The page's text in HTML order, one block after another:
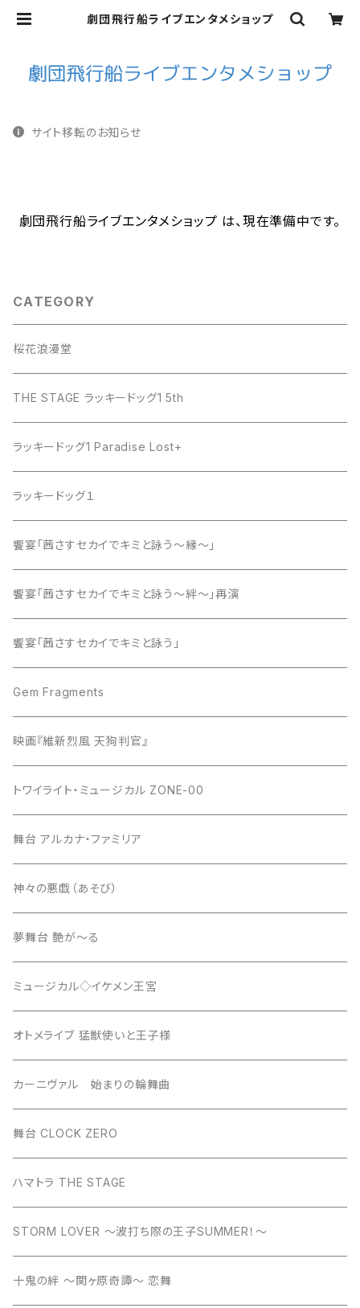
劇団飛行船ライブエンタメショップ
サイト移転のお知らせ
劇団飛行船ライブエンタメショップ は、現在準備中です。
CATEGORY
桜花浪漫堂
THE STAGE ラッキードッグ1 5th
ラッキードッグ1 Paradise Lost+
ラッキードッグ１
饗宴「茜さすセカイでキミと詠う～縁～」
饗宴「茜さすセカイでキミと詠う～絆～」再演
饗宴「茜さすセカイでキミと詠う」
Gem Fragments
映画『維新烈風 天狗判官』
トワイライト・ミュージカル ZONE-00
舞台 アルカナ・ファミリア
神々の悪戯（あそび）
夢舞台 艶が～る
ミュージカル◇イケメン王宮
オトメライブ 猛獣使いと王子様
カーニヴァル 始まりの輪舞曲
舞台 CLOCK ZERO
ハマトラ THE STAGE
STORM LOVER ～波打ち際の王子SUMMER！～
十鬼の絆 ～関ヶ原奇譚～ 恋舞